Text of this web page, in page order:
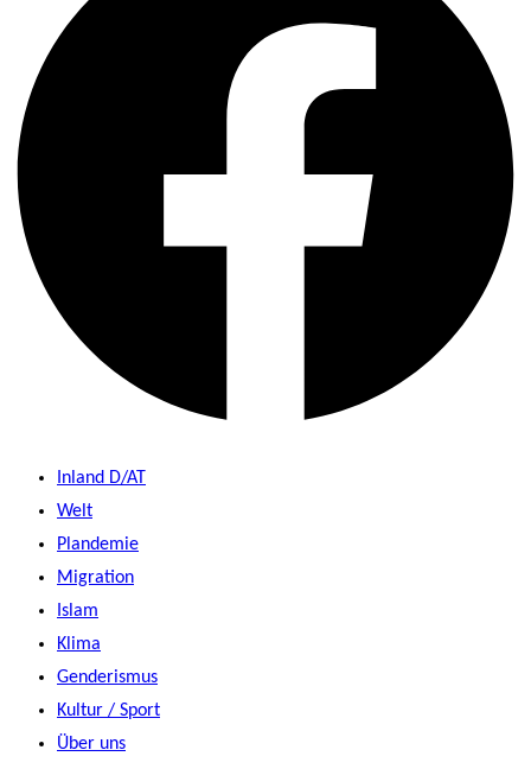
Inland D/AT
Welt
Plandemie
Migration
Islam
Klima
Genderismus
Kultur / Sport
Über uns